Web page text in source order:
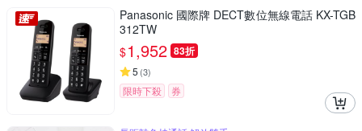
Panasonic 國際牌 DECT數位無線電話 KX-TGB
312TW
$1,952 83折
5 (3)
限時下殺 券